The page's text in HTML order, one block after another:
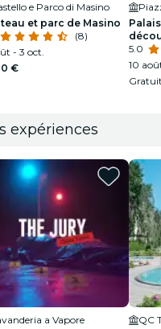
e Parco di Masino
et parc de Masino
(8)
- 3 oct.
€
les
5.0
10
expériences
a Vapore
QC